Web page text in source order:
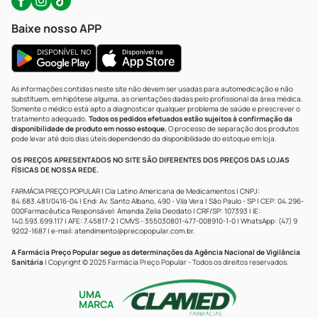
Baixe nosso APP
As informações contidas neste site não devem ser usadas para automedicação e não
substituem, em hipótese alguma, as orientações dadas pelo profissional da área médica.
Somente o médico está apto a diagnosticar qualquer problema de saúde e prescrever o
tratamento adequado. Todos os pedidos efetuados estão sujeitos à confirmação da
disponibilidade de produto em nosso estoque.O processo de separação dos produtos
pode levar até dois dias úteis dependendo da disponibilidade do estoque em loja.
OS PREÇOS APRESENTADOS NO SITE SÃO DIFERENTES DOS PREÇOS DAS LOJAS
FÍSICAS DE NOSSA REDE.
FARMÁCIA PREÇO POPULAR | Cia Latino Americana de Medicamentos | CNPJ:
84.683.481/0416-04 | End: Av. Santo Albano, 490 - Vila Vera | São Paulo - SP | CEP: 04.296-
000Farmacêutica Responsável: Amanda Zelia Deodato | CRF/SP: 107393 | IE:
140.593.699.117 | AFE: 7.45817-2 | CMVS - 355030801-477-008910-1-0 | WhatsApp: (47) 9
9202-1687 | e-mail: atendimento@precopopular.com.br.
A Farmácia Preço Popular segue as determinações da Agência Nacional de Vigilância
Sanitária | Copyright © 2025 Farmácia Preço Popular - Todos os direitos reservados.
UMA
MARCA